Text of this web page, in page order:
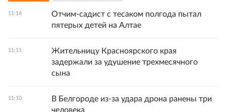
11:14
Отчим-садист с тесаком полгода пытал
пятерых детей на Алтае
11:11
Жительницу Красноярского края
задержали за удушение трехмесячного
сына
11:10
В Белгороде из-за удара дрона ранены три
человека